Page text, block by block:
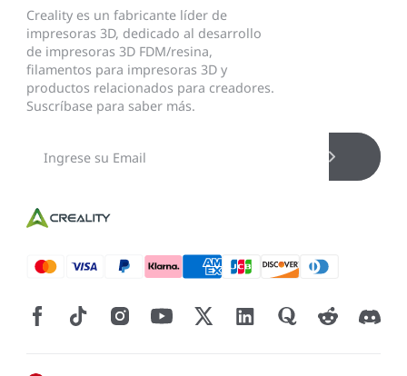
Creality es un fabricante líder de
impresoras 3D, dedicado al desarrollo
de impresoras 3D FDM/resina,
filamentos para impresoras 3D y
productos relacionados para creadores.
Suscríbase para saber más.